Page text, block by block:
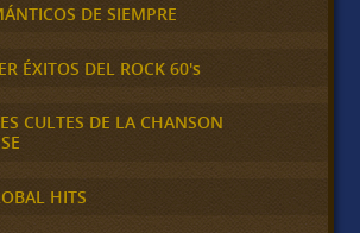
DE SIEMPRE
ÉXITOS DEL ROCK 60's
CULTES DE LA CHANSON
HITS